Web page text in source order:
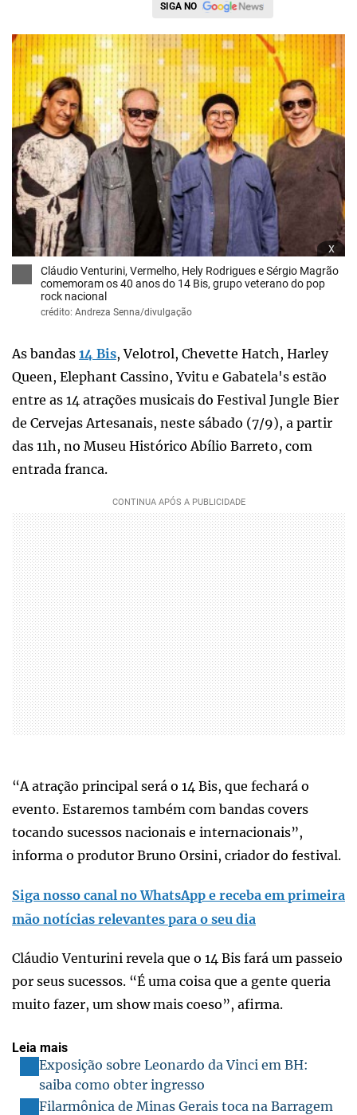
SIGA NO
x
Cláudio Venturini, Vermelho, Hely Rodrigues e Sérgio Magrão
comemoram os 40 anos do 14 Bis, grupo veterano do pop
rock nacional
crédito: Andreza Senna/divulgação
As bandas 14 Bis, Velotrol, Chevette Hatch, Harley
Queen, Elephant Cassino, Yvitu e Gabatela's estão
entre as 14 atrações musicais do Festival Jungle Bier
de Cervejas Artesanais, neste sábado (7/9), a partir
das 11h, no Museu Histórico Abílio Barreto, com
entrada franca.
“A atração principal será o 14 Bis, que fechará o
evento. Estaremos também com bandas covers
tocando sucessos nacionais e internacionais”,
informa o produtor Bruno Orsini, criador do festival.
Siga nosso canal no WhatsApp e receba em primeira
mão notícias relevantes para o seu dia
Cláudio Venturini revela que o 14 Bis fará um passeio
por seus sucessos. “É uma coisa que a gente queria
muito fazer, um show mais coeso”, afirma.
Leia mais
Exposição sobre Leonardo da Vinci em BH:
saiba como obter ingresso
Filarmônica de Minas Gerais toca na Barragem